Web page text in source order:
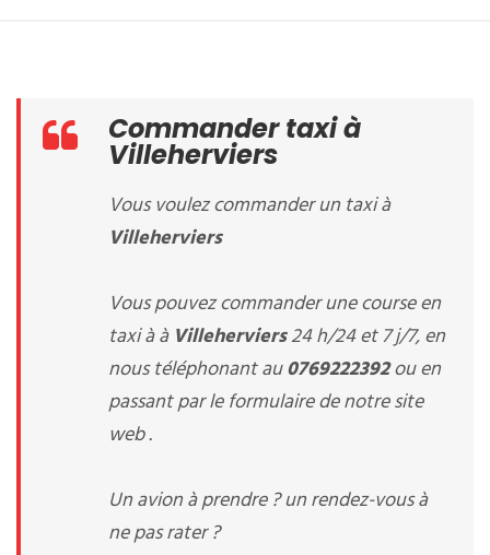
Commander taxi à
Villeherviers
Vous voulez commander un taxi à
Villeherviers
Vous pouvez commander une course en
taxi à à Villeherviers24 h/24 et 7 j/7, en
nous téléphonant au0769222392ou en
passant par le formulaire de notre site
web .
Un avion à prendre ? un rendez-vous à
ne pas rater ?